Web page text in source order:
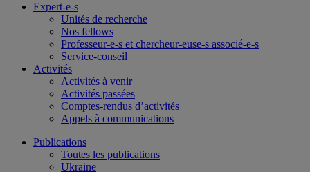
Expert-e-s
Unités de recherche
Nos fellows
Professeur-e-s et chercheur-euse-s associé-e-s
Service-conseil
Activités
Activités à venir
Activités passées
Comptes-rendus d’activités
Appels à communications
Publications
Toutes les publications
Ukraine